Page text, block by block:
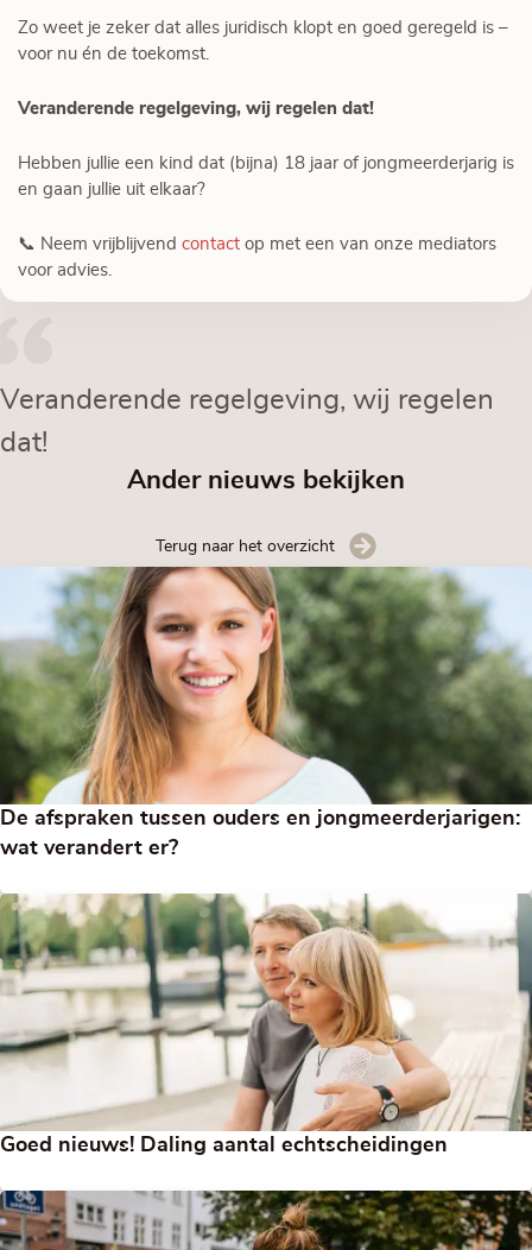
Zo weet je zeker dat alles juridisch klopt en goed geregeld is –
voor nu én de toekomst.
Veranderende regelgeving, wij regelen dat!
Hebben jullie een kind dat (bijna) 18 jaar of jongmeerderjarig is
en gaan jullie uit elkaar?
📞 Neem vrijblijvend contact op met een van onze mediators
voor advies.
Veranderende regelgeving, wij regelen
dat!
Ander nieuws bekijken
Terug naar het overzicht
De afspraken tussen ouders en jongmeerderjarigen:
wat verandert er?
Goed nieuws! Daling aantal echtscheidingen